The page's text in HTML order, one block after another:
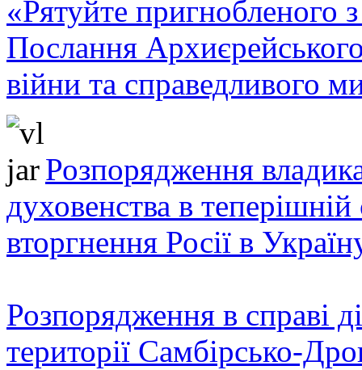
«Рятуйте пригнобленого
Послання
війни та справедливого
Розпорядження
духовенства в теперішній
вторгнення Росії в
Розпорядження в справі
території Самбірсько-